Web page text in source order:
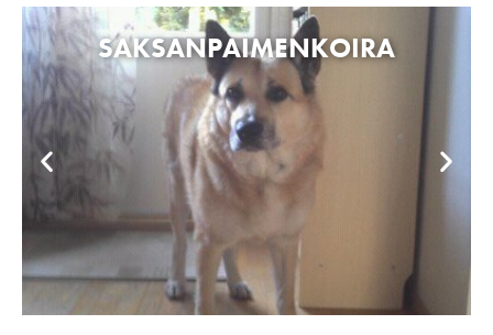
SAKSANPAIMENKOIRA